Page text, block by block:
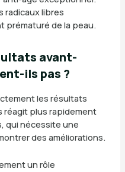
radicaux libres
prématuré de la peau.
avant-
ils pas ?
les résultats
réagit plus rapidement
qui nécessite une
des améliorations.
un rôle